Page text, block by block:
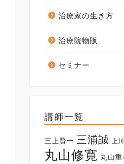
治療家の生き方
治療院物販
セミナー
講師一覧
三上賢一 三浦誠 上
丸山修寛 丸山重